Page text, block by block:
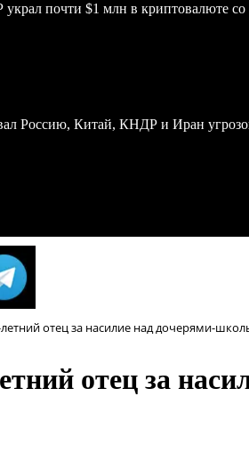
почти $1 млн в криптовалюте со
Россию, Китай, КНДР и Иран
отец за насилие над дочерями-
отец за